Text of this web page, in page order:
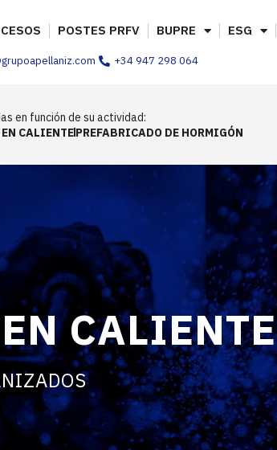
POSTES PRFV BUPRE ESG
+34 947 298 064
en función de su actividad:
CALIENTEPREFABRICADO DE HORMIGÓN
CALIENTE